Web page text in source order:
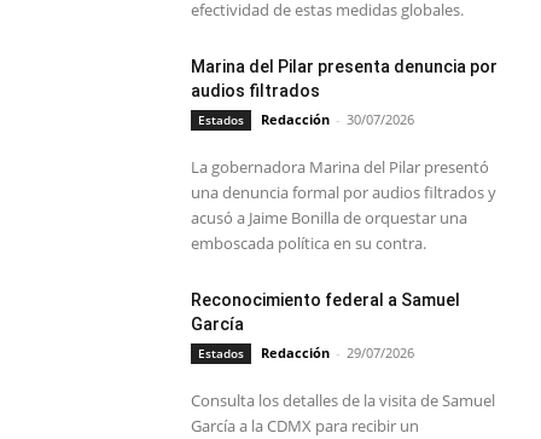
efectividad de estas medidas globales.
Marina del Pilar presenta denuncia por
audios filtrados
Estados Redacción - 30/07/2026
La gobernadora Marina del Pilar presentó
una denuncia formal por audios filtrados y
acusó a Jaime Bonilla de orquestar una
emboscada política en su contra.
Reconocimiento federal a Samuel
García
Estados Redacción - 29/07/2026
Consulta los detalles de la visita de Samuel
García a la CDMX para recibir un